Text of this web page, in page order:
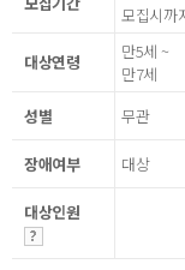
모집시까
대상연령
만5세 ~
만7세
성별
무관
장애여부 대상
대상인원